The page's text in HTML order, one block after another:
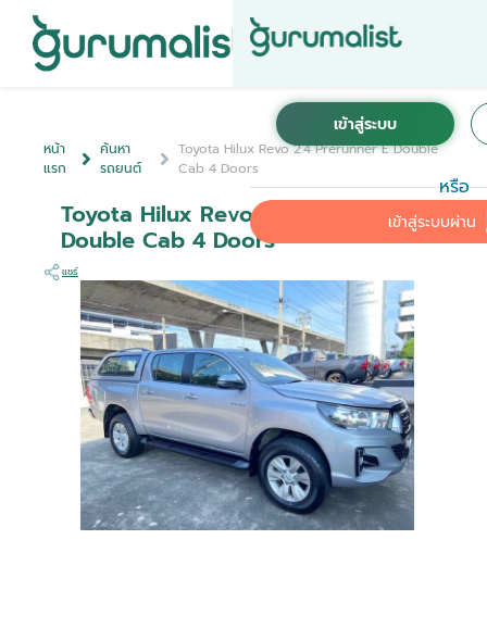
หรือ
เข้าสู่ระบบผ่าน
หน้า
แรก
ค้นหา
รถยนต์
Toyota Hilux Revo 2.4 Prerunner E Double
Cab 4 Doors
Toyota Hilux Revo 2.4 Prerunner E
Double Cab 4 Doors
แชร์